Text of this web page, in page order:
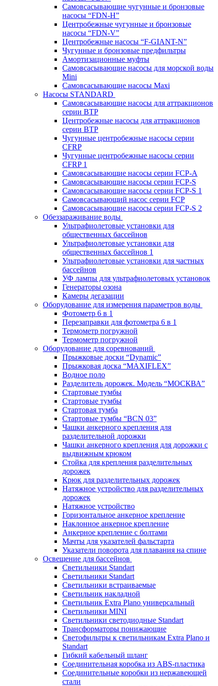
Самовсасывающие чугунные и бронзовые
насосы “FDN-Н”
Центробежные чугунные и бронзовые
насосы “FDN-V”
Центробежные насосы “F-GIANT-N”
Чугунные и бронзовые предфильтры
Амортизационные муфты
Самовсасывающие насосы для морской воды
Mini
Самовсасывающие насосы Maxi
Насосы STANDARD
Самовсасывающие насосы для аттракционов
серии BTP
Центробежные насосы для аттракционов
серии BTP
Чугунные центробежные насосы серии
CFRP
Чугунные центробежные насосы серии
CFRP 1
Самовсасывающие насосы серии FCP-A
Самовсасывающие насосы серии FCP-S
Самовсасывающие насосы серии FCP-S 1
Самовсасывающий насос серии FCP
Самовсасывающие насосы серии FCP-S 2
Обеззараживание воды
Ультрафиолетовые установки для
общественных бассейнов
Ультрафиолетовые установки для
общественных бассейнов 1
Ультрафиолетовые установки для частных
бассейнов
УФ лампы для ультрафиолетовых установок
Генераторы озона
Камеры дегазации
Оборудование для измерения параметров воды
Фотометр 6 в 1
Перезаправки для фотометра 6 в 1
Термометр погружной
Термометр погружной
Оборудование для соревнований
Прыжковые доски “Dynamic”
Прыжковая доска “MAXIFLEX”
Водное поло
Разделитель дорожек. Модель “МОСКВА”
Стартовые тумбы
Стартовые тумбы
Стартовая тумба
Стартовые тумбы “BCN 03”
Чашки анкерного крепления для
разделительной дорожки
Чашки анкерного крепления для дорожки с
выдвижным крюком
Стойка для крепления разделительных
дорожек
Крюк для разделительных дорожек
Натяжное устройство для разделительных
дорожек
Натяжное устройство
Горизонтальное анкерное крепление
Наклонное анкерное крепление
Анкерное крепление с болтами
Мачты для указателей фальстарта
Указатели поворота для плавания на спине
Освещение для бассейнов
Светильники Standart
Светильники Standart
Светильники встраиваемые
Светильник накладной
Светильник Extra Plano универсальный
Светильники MINI
Светильники светодиодные Standart
Трансформаторы понижающие
Светофильтры к светильникам Extra Plano и
Standart
Гибкий кабельный шланг
Соединительная коробка из ABS-пластика
Соединительные коробки из нержавеющей
стали